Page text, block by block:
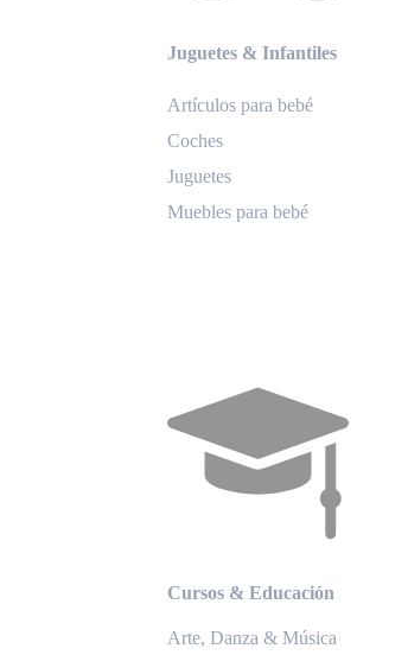
Juguetes & Infantiles
Artículos para bebé
Coches
Juguetes
Muebles para bebé
Cursos & Educación
Arte, Danza & Música